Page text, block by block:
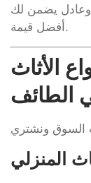
وعادل يضمن لك
أفضل قيمة.
الأثاث
الطائف
المنزلي